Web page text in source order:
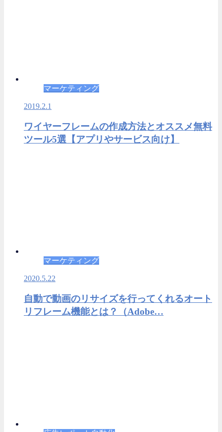
マーケティング
2019.2.1
ワイヤーフレームの作成方法とオススメ無料
ツール5選【アプリやサービス向け】
マーケティング
2020.5.22
自動で動画のリサイズを行ってくれるオート
リフレーム機能とは？（Adobe…